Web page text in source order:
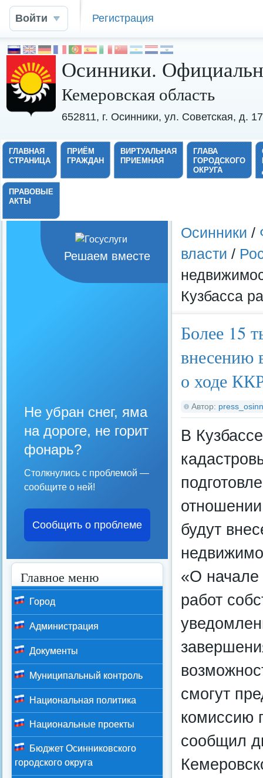
Войти Регистрация
Осинники.
Кемеровская область
652811, г. Осинники, ул. Советская, д.
ГЛАВНАЯ
СТРАНИЦА
ПРИЁМ
ГРАЖДАН
ВИРТУАЛЬНАЯ
ПРИЕМНАЯ
ГЛАВА
ГОРОДСКОГО
ОКРУГА
ПРАВОВЫЕ
АКТЫ
Осинники /
власти /
Кузбасса
Более 15
внесению
о ходе
Автор:
В
будут
«О начале
работ
смогут
комиссию
сообщил
Решаем вместе
Не убран снег, яма
на дороге, не горит
фонарь?
Столкнулись с проблемой —
сообщите о ней!
Сообщить о проблеме
Главное меню
Город
Администрация
Документы
Муниципальный контроль
Национальная политика
Национальные проекты
Бюджет Осинниковского
городского округа